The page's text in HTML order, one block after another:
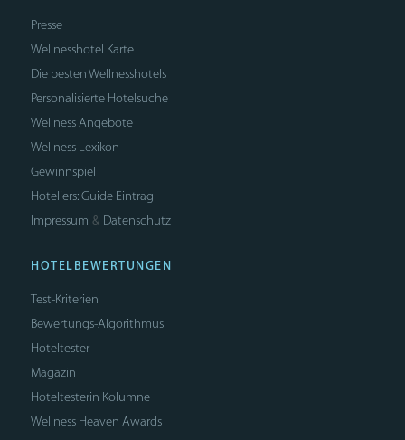
Presse
Wellnesshotel Karte
Die besten Wellnesshotels
Personalisierte Hotelsuche
Wellness Angebote
Wellness Lexikon
Gewinnspiel
Hoteliers: Guide Eintrag
Impressum & Datenschutz
HOTELBEWERTUNGEN
Test-Kriterien
Bewertungs-Algorithmus
Hoteltester
Magazin
Hoteltesterin Kolumne
Wellness Heaven Awards